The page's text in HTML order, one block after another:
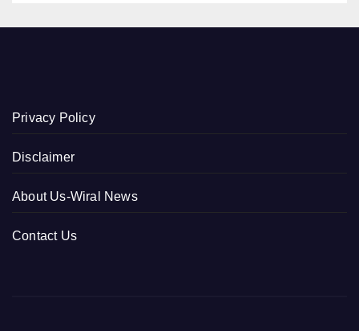
Privacy Policy
Disclaimer
About Us-Wiral News
Contact Us